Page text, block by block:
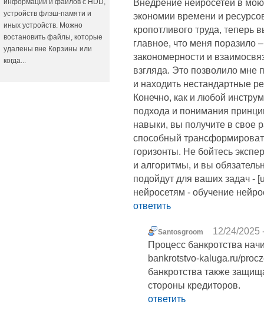
информации и файлов с HDD,
устройств флэш-памяти и
иных устройств. Можно
востановить файлы, которые
удалены вне Корзины или
когда...
Внедрение нейросетей в
экономии времени и
кропотливого труда, теперь
главное, что меня поразило
закономерности и
взгляда. Это позволило
и находить нестандартные
Конечно, как и любой
подхода и понимания
навыки, вы получите в свое
способный
горизонты. Не бойтесь
и алгоритмы, и вы
подойдут для ваших задач -
нейросетям - обучение
ответить
Santosgroom
12/24/2025
Процесс банкротства
bankrotstvo-kaluga.ru/
банкротства также
стороны кредиторов.
ответить